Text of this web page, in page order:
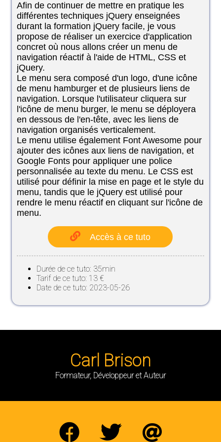
Afin de continuer de mettre en pratique les
différentes techniques jQuery enseignées
durant la formation jQuery facile, je vous
propose de réaliser un exercice d'application
concret où nous allons créer un menu de
navigation réactif à l'aide de HTML, CSS et
jQuery.
Le menu sera composé d'un logo, d'une icône
de menu hamburger et de plusieurs liens de
navigation. Lorsque l'utilisateur cliquera sur
l'icône de menu burger, le menu se déployera
en dessous de l'en-tête, avec les liens de
navigation organisés verticalement.
Le menu utilise également Font Awesome pour
ajouter des icônes aux liens de navigation, et
Google Fonts pour appliquer une police
personnalisée au texte du menu. Le CSS est
utilisé pour définir la mise en page et le style du
menu, tandis que le jQuery est utilisé pour
rendre le menu réactif en cliquant sur l'icône de
menu.
Accès à ce tuto
Durée de ce tuto: 35min
Tarif de ce tuto: 13 €
Date de ce tuto: 2023-05-26
Carl Brison
Formateur, Développeur et Auteur